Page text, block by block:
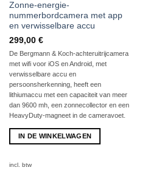
Zonne-energie-
nummerbordcamera met app
en verwisselbare accu
299,00 €
De Bergmann & Koch-achteruitrijcamera
met wifi voor iOS en Android, met
verwisselbare accu en
persoonsherkenning, heeft een
lithiumaccu met een capaciteit van meer
dan 9600 mh, een zonnecollector en een
HeavyDuty-magneet in de cameravoet.
IN DE WINKELWAGEN
incl. btw